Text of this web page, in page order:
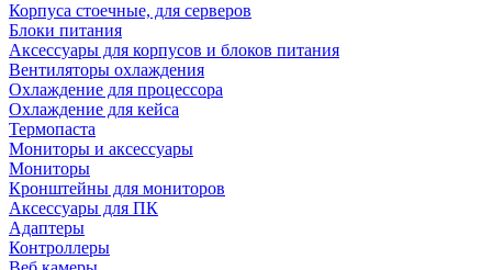
Корпуса стоечные, для серверов
Блоки питания
Аксессуары для корпусов и блоков питания
Вентиляторы охлаждения
Охлаждение для процессора
Охлаждение для кейса
Термопаста
Мониторы и аксессуары
Мониторы
Кронштейны для мониторов
Аксессуары для ПК
Адаптеры
Контроллеры